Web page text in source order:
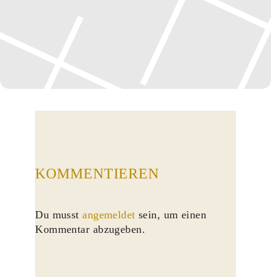
KOMMENTIEREN
Du musstangemeldet sein, um einen
Kommentar abzugeben.